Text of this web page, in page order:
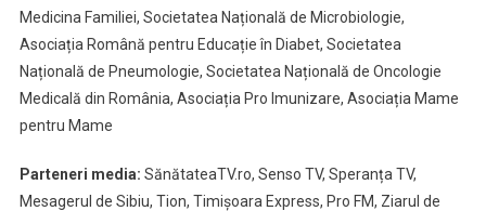
Medicina Familiei, Societatea Națională de Microbiologie,
Asociația Română pentru Educație în Diabet, Societatea
Națională de Pneumologie, Societatea Națională de Oncologie
Medicală din România, Asociația Pro Imunizare, Asociația Mame
pentru Mame
Parteneri media: SănătateaTV.ro, Senso TV, Speranța TV,
Mesagerul de Sibiu, Tion, Timișoara Express, Pro FM, Ziarul de